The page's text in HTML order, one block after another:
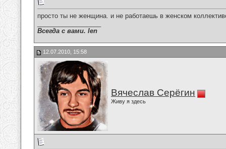
просто ты не женщина. и не работаешь в женском
Всегда с вами. len
12.07.2010, 15:58
Вячеслав Серёгин
Живу я здесь